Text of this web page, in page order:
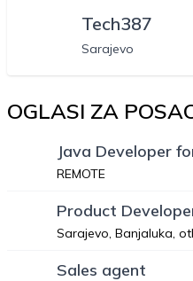
Tech387
Sarajevo
OGLASI ZA
Java Developer
REMOTE
Product
Sarajevo, Banjaluka,
Sales agent